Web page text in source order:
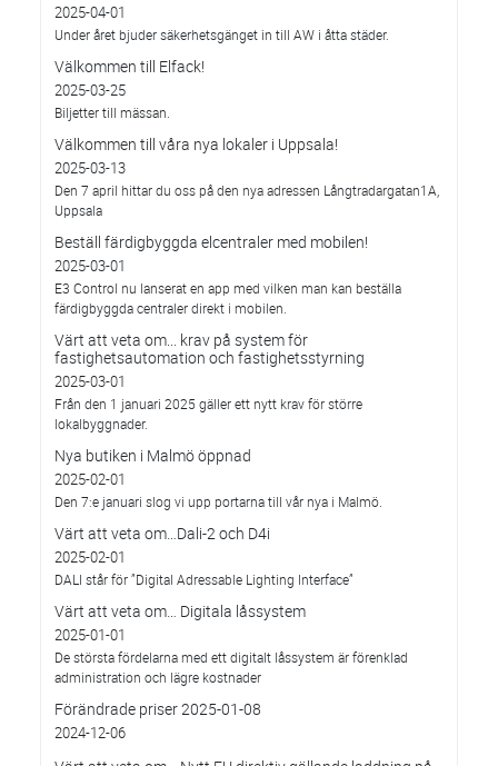
2025-04-01
Under året bjuder säkerhetsgänget in till AW i åtta städer.
Välkommen till Elfack!
2025-03-25
Biljetter till mässan.
Välkommen till våra nya lokaler i Uppsala!
2025-03-13
Den 7 april hittar du oss på den nya adressen Långtradargatan1A,
Uppsala
Beställ färdigbyggda elcentraler med mobilen!
2025-03-01
E3 Control nu lanserat en app med vilken man kan beställa
färdigbyggda centraler direkt i mobilen.
Värt att veta om... krav på system för
fastighetsautomation och fastighetsstyrning
2025-03-01
Från den 1 januari 2025 gäller ett nytt krav för större
lokalbyggnader.
Nya butiken i Malmö öppnad
2025-02-01
Den 7:e januari slog vi upp portarna till vår nya i Malmö.
Värt att veta om…Dali-2 och D4i
2025-02-01
DALI står för ”Digital Adressable Lighting Interface”
Värt att veta om… Digitala låssystem
2025-01-01
De största fördelarna med ett digitalt låssystem är förenklad
administration och lägre kostnader
Förändrade priser 2025-01-08
2024-12-06